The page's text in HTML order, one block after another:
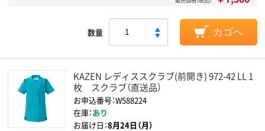
数量 カゴへ
KAZEN レディススクラブ(前開き) 972-42 LL 1
枚 スクラブ（直送品）
お申込番号：W588224
在庫：あり
お届け日：8月24日（月）